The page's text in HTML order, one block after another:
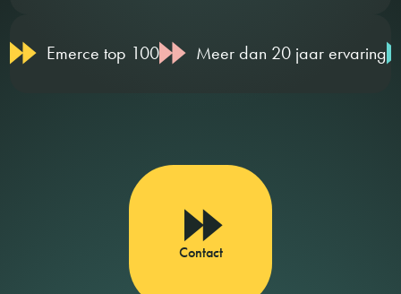
Emerce top 100 Meer dan 20 jaar ervaring
Contact